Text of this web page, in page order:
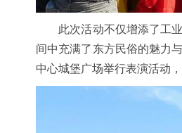
此次活动不仅增添了工业
间中充满了东方民俗的魅力
中心城堡广场举行表演活动